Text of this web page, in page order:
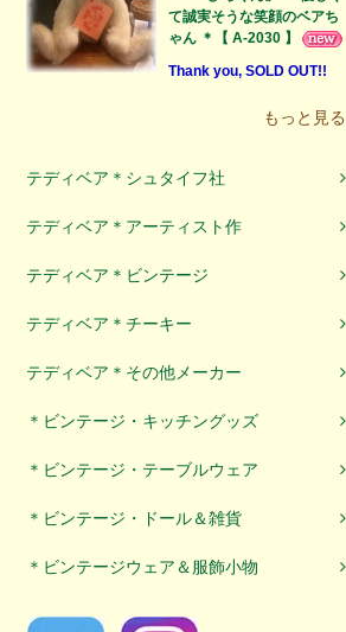
て誠実そうな笑顔のベアち
ゃん ＊【 A-2030 】
Thank you, SOLD OUT!!
もっと見る
テディベア＊シュタイフ社
テディベア＊アーティスト作
テディベア＊ビンテージ
テディベア＊チーキー
テディベア＊その他メーカー
＊ビンテージ・キッチングッズ
＊ビンテージ・テーブルウェア
＊ビンテージ・ドール＆雑貨
＊ビンテージウェア＆服飾小物